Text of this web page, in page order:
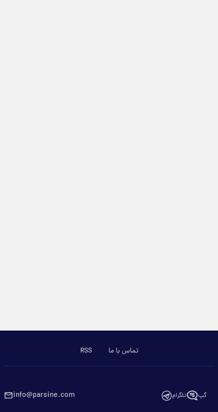
تماس با ما RSS
گپ تلگرام info@parsine.com